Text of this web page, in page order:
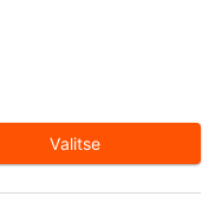
Valitse